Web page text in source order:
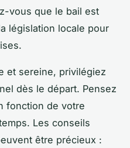
vous que le bail est
législation locale pour
et sereine, privilégiez
dès le départ. Pensez
fonction de votre
Les conseils
être précieux :